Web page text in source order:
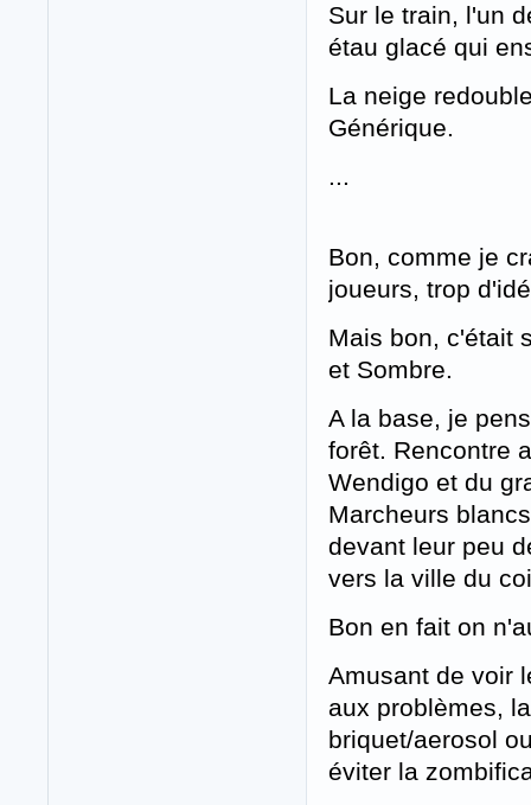
Sur le train, l'un
étau glacé qui
La neige
Générique.
...
Bon, comme je
joueurs, trop
Mais bon, c'était
et Sombre.
A la base, je
forêt. Rencontre
Wendigo et du
Marcheurs
devant leur peu
vers la ville du
Bon en fait on
Amusant de voir
aux problèmes,
briquet/aerosol
éviter la